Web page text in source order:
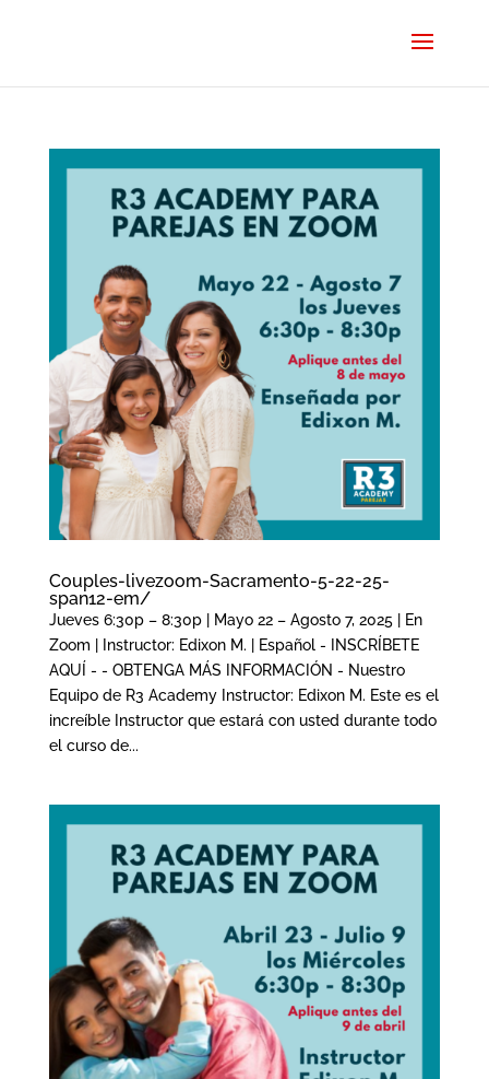
Couples-livezoom-Sacramento-5-22-25-
span12-em/
Jueves 6:30p – 8:30p | Mayo 22 – Agosto 7, 2025 | En
Zoom | Instructor: Edixon M. | Español - INSCRÍBETE
AQUÍ - - OBTENGA MÁS INFORMACIÓN - Nuestro
Equipo de R3 Academy Instructor: Edixon M. Este es el
increíble Instructor que estará con usted durante todo
el curso de...